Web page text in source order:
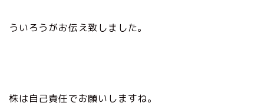
ういろうがお伝え致しました。
株は自己責任でお願いしますね。